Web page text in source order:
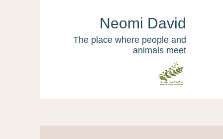
Neomi David
The place where people and
animals meet